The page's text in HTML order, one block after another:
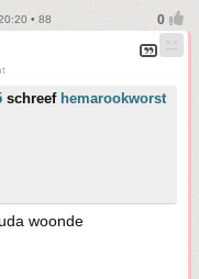
• 88
schreef hemarookworst
woonde